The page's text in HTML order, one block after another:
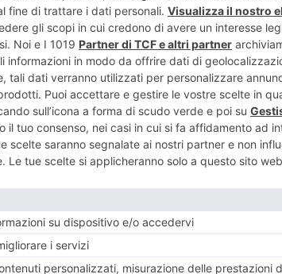
27 GENNAIO 2018
All’ospedale un 45enne tenta di
violentare donna di 84 anni
POST RECENTI